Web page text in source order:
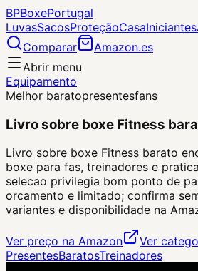
BPBoxePortugal
LuvasSacosProteçãoCasaIniciantes
Comparar
Amazon.es
Abrir menu
Equipamento
Melhor baratopresentesfans
Livro sobre boxe Fitness
Livro sobre boxe Fitness barato
boxe para fas, treinadores e
selecao privilegia bom ponto de
orcamento e limitado; confirma
variantes e disponibilidade na
Ver preço na Amazon
Ver
PresentesBaratosTreinadores